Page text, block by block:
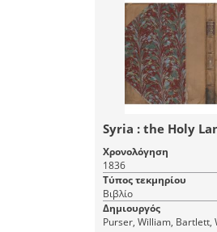
Syria : the Holy
Χρονολόγηση
1836
Τύπος τεκμηρίου
Βιβλίο
Δημιουργός
Purser, William, Bartlett,